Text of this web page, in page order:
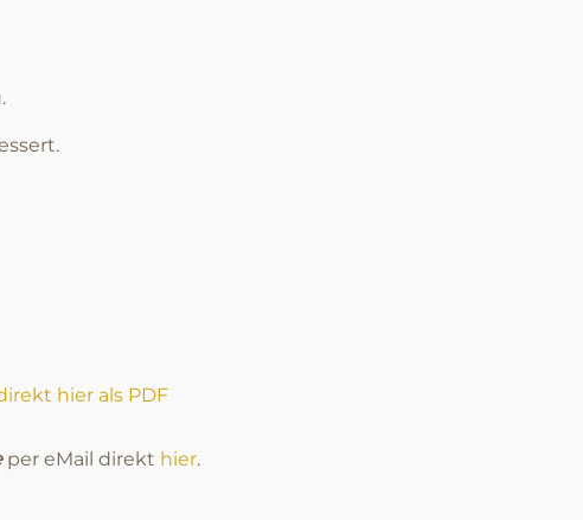
hier als PDF
per eMail direkt hier.